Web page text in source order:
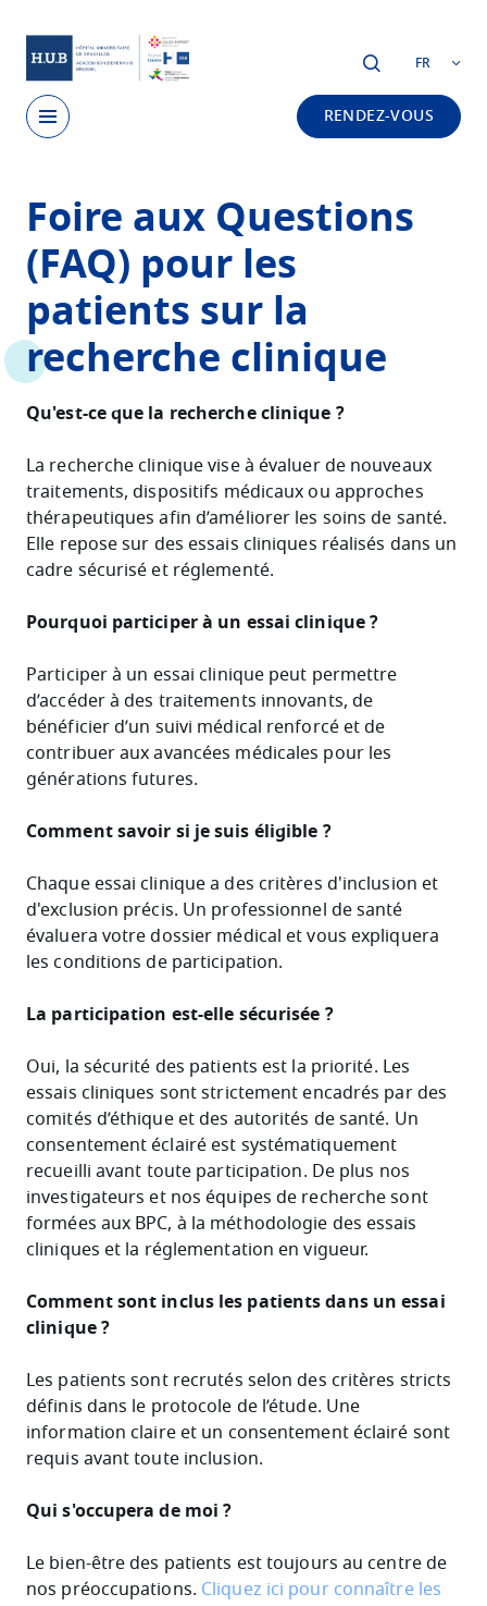
FR
RENDEZ-VOUS
main
content
Foire aux Questions
(FAQ) pour les
patients sur la
recherche clinique
Qu'est-ce que la recherche clinique ?
La recherche clinique vise à évaluer de nouveaux
traitements, dispositifs médicaux ou approches
thérapeutiques afin d’améliorer les soins de santé.
Elle repose sur des essais cliniques réalisés dans un
cadre sécurisé et réglementé.
Pourquoi participer à un essai clinique ?
Participer à un essai clinique peut permettre
d’accéder à des traitements innovants, de
bénéficier d’un suivi médical renforcé et de
contribuer aux avancées médicales pour les
générations futures.
Comment savoir si je suis éligible ?
Chaque essai clinique a des critères d'inclusion et
d'exclusion précis. Un professionnel de santé
évaluera votre dossier médical et vous expliquera
les conditions de participation.
La participation est-elle sécurisée ?
Oui, la sécurité des patients est la priorité. Les
essais cliniques sont strictement encadrés par des
comités d’éthique et des autorités de santé. Un
consentement éclairé est systématiquement
recueilli avant toute participation. De plus nos
investigateurs et nos équipes de recherche sont
formées aux BPC, à la méthodologie des essais
cliniques et la réglementation en vigueur.
Comment sont inclus les patients dans un essai
clinique ?
Les patients sont recrutés selon des critères stricts
définis dans le protocole de l’étude. Une
information claire et un consentement éclairé sont
requis avant toute inclusion.
Qui s'occupera de moi ?
Le bien-être des patients est toujours au centre de
nos préoccupations. Cliquez ici pour connaître les